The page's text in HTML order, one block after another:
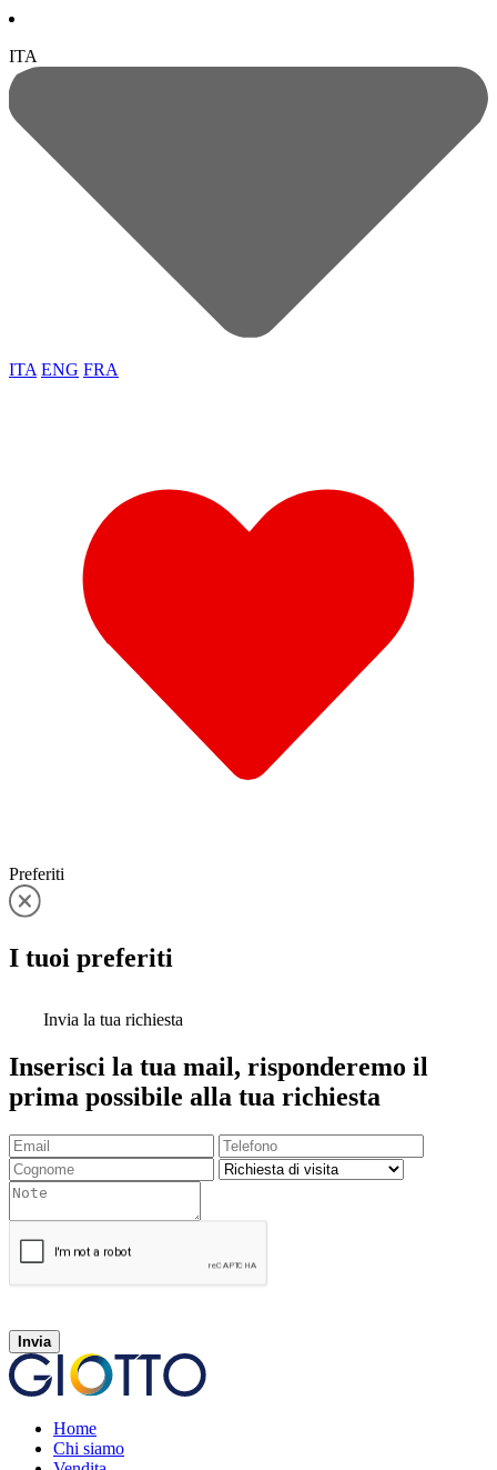
ITA
ITA ENG FRA
Preferiti
I tuoi preferiti
Invia la tua richiesta
Inserisci la tua mail, risponderemo il
prima possibile alla tua richiesta
Invia
Home
Chi siamo